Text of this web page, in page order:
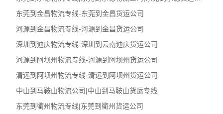
东莞到金昌物流专线-东莞到金昌货运公司
河源到金昌物流专线-河源到金昌货运公司
深圳到迪庆物流专线-深圳到云南迪庆货运公司
河源到阿坝州物流专线-河源到阿坝州货运公司
清远到阿坝州物流专线-清远到阿坝州货运公司
中山到马鞍山物流公司|中山到马鞍山货运专线
东莞到衢州物流专线|东莞到衢州货运公司